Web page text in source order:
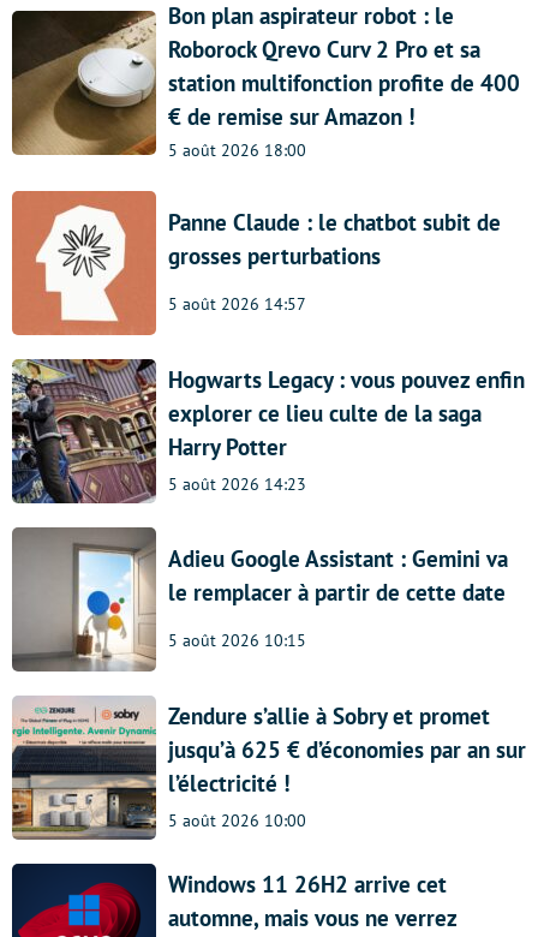
Bon plan aspirateur robot : le
Roborock Qrevo Curv 2 Pro et sa
station multifonction profite de 400
€ de remise sur Amazon !
5 août 2026 18:00
Panne Claude : le chatbot subit de
grosses perturbations
5 août 2026 14:57
Hogwarts Legacy : vous pouvez enfin
explorer ce lieu culte de la saga
Harry Potter
5 août 2026 14:23
Adieu Google Assistant : Gemini va
le remplacer à partir de cette date
5 août 2026 10:15
Zendure s’allie à Sobry et promet
jusqu’à 625 € d’économies par an sur
l’électricité !
5 août 2026 10:00
Windows 11 26H2 arrive cet
automne, mais vous ne verrez